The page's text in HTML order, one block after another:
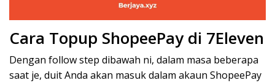
Cara Topup ShopeePay di 7Eleven
Dengan follow step dibawah ni, dalam masa beberapa
saat je, duit Anda akan masuk dalam akaun ShopeePay